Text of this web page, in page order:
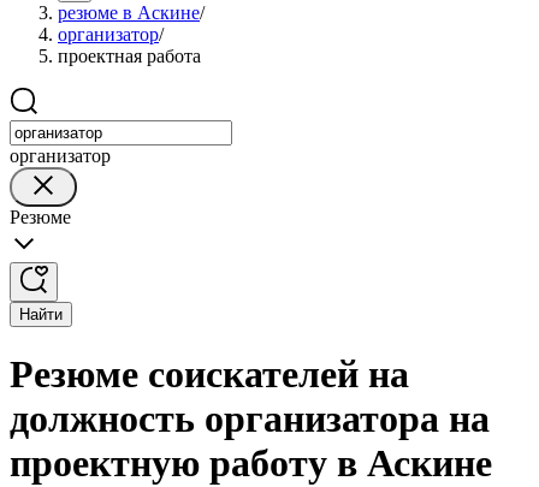
резюме в Аскине/
организатор/
проектная работа
организатор
Резюме
Найти
Резюме соискателей на
должность организатора на
проектную работу в Аскине